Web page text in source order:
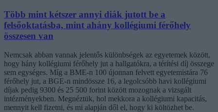
Több mint kétszer annyi diák jutott be a
felsőoktatásba, mint ahány kollégiumi férőhely
összesen van
Nemcsak abban vannak jelentős különbségek az egyetemek között,
hogy hány kollégiumi férőhely jut a hallgatókra, a térítési díj összege
sem egységes. Míg a BME-n 100 újonnan felvett egyetemistára 76
férőhely jut, a BGE-n mindössze 16, a legolcsóbb havi kollégiumi
díjak pedig 9300 és 25 500 forint között mozognak a vizsgált
intézményekben. Megnéztük, hol mekkora a kollégiumi kapacitás,
mennyit kell fizetni, és mi alapján dől el, hogy ki költözhet be.